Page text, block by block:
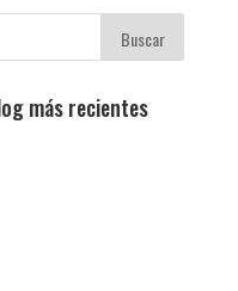
más recientes